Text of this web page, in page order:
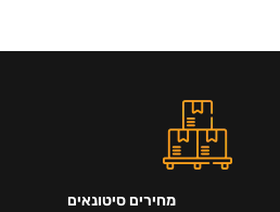
מחירים סיטונאים